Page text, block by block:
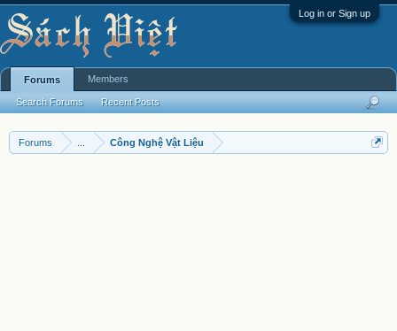
Log in or Sign up
Forums Công Nghệ Vật Liệu
Forums
Search Forums Recent Posts
Members